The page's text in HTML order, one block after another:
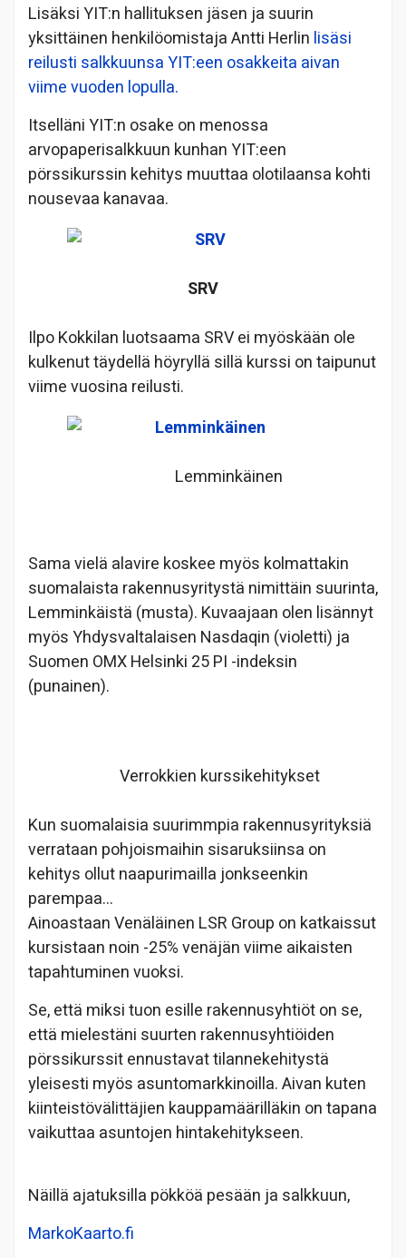
Lisäksi YIT:n hallituksen jäsen ja suurin
yksittäinen henkilöomistaja Antti Herlin lisäsi
reilusti salkkuunsa YIT:een osakkeita aivan
viime vuoden lopulla.
Itselläni YIT:n osake on menossa
arvopaperisalkkuun kunhan YIT:een
pörssikurssin kehitys muuttaa olotilaansa kohti
nousevaa kanavaa.
SRV
Ilpo Kokkilan luotsaama SRV ei myöskään ole
kulkenut täydellä höyryllä sillä kurssi on taipunut
viime vuosina reilusti.
Lemminkäinen
Sama vielä alavire koskee myös kolmattakin
suomalaista rakennusyritystä nimittäin suurinta,
Lemminkäistä (musta). Kuvaajaan olen lisännyt
myös Yhdysvaltalaisen Nasdaqin (violetti) ja
Suomen OMX Helsinki 25 PI -indeksin
(punainen).
Verrokkien kurssikehitykset
Kun suomalaisia suurimmpia rakennusyrityksiä
verrataan pohjoismaihin sisaruksiinsa on
kehitys ollut naapurimailla jonkseenkin
parempaa…
Ainoastaan Venäläinen LSR Group on katkaissut
kursistaan noin -25% venäjän viime aikaisten
tapahtuminen vuoksi.
Se, että miksi tuon esille rakennusyhtiöt on se,
että mielestäni suurten rakennusyhtiöiden
pörssikurssit ennustavat tilannekehitystä
yleisesti myös asuntomarkkinoilla. Aivan kuten
kiinteistövälittäjien kauppamäärilläkin on tapana
vaikuttaa asuntojen hintakehitykseen.
Näillä ajatuksilla pökköä pesään ja salkkuun,
MarkoKaarto.fi